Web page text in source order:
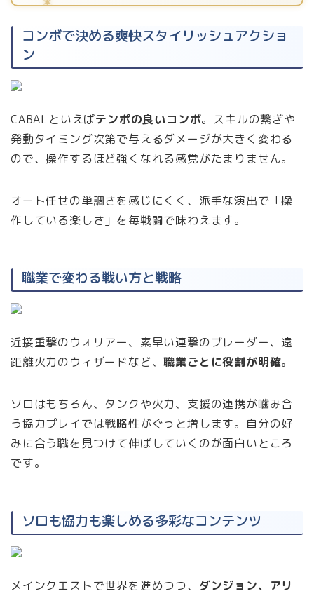
コンボで決める爽快スタイリッシュアクショ
ン
CABALといえばテンポの良いコンボ。スキルの繋ぎや
発動タイミング次第で与えるダメージが大きく変わる
ので、操作するほど強くなれる感覚がたまりません。
オート任せの単調さを感じにくく、派手な演出で「操
作している楽しさ」を毎戦闘で味わえます。
職業で変わる戦い方と戦略
近接重撃のウォリアー、素早い連撃のブレーダー、遠
距離火力のウィザードなど、職業ごとに役割が明確。
ソロはもちろん、タンクや火力、支援の連携が噛み合
う協力プレイでは戦略性がぐっと増します。自分の好
みに合う職を見つけて伸ばしていくのが面白いところ
です。
ソロも協力も楽しめる多彩なコンテンツ
メインクエストで世界を進めつつ、 ダンジョン、アリ